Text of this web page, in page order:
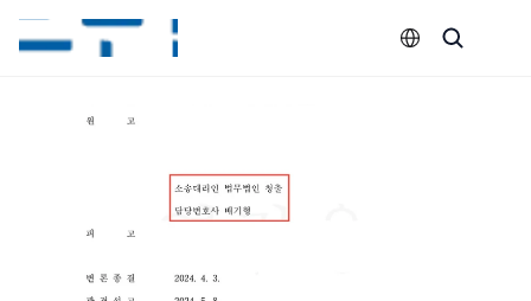
Select Language